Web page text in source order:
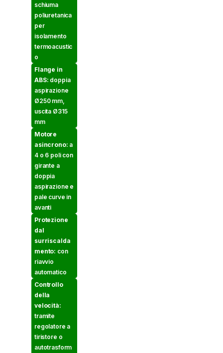
schiuma
poliuretanica
per
isolamento
termoacustic
o
Flange in
ABS: doppia
aspirazione
Ø250 mm,
uscita Ø315
mm
Motore
asincrono: a
4 o 6 poli con
girante a
doppia
aspirazione e
pale curve in
avanti
Protezione
dal
surriscalda
mento: con
riavvio
automatico
Controllo
della
velocità:
tramite
regolatore a
tiristore o
autotrasform